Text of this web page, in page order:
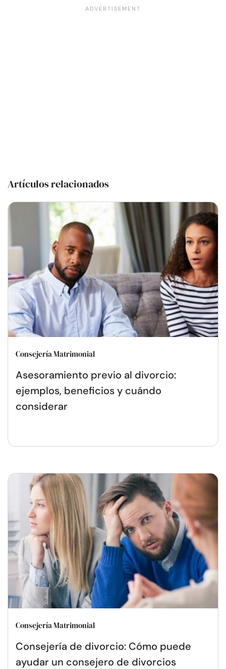
Artículos relacionados
Consejería Matrimonial
Asesoramiento previo al divorcio:
ejemplos, beneficios y cuándo
considerar
Consejería Matrimonial
Consejería de divorcio: Cómo puede
ayudar un consejero de divorcios